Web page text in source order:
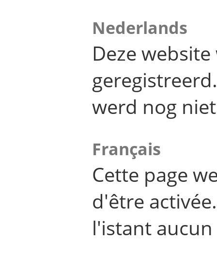
Nederlands
Deze
werd nog
Français
Cette page
d'être
l'istant